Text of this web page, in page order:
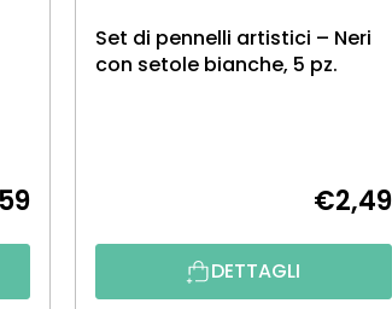
Set di pennelli artistici – Neri
con setole bianche, 5 pz.
€2,49
DETTAGLI